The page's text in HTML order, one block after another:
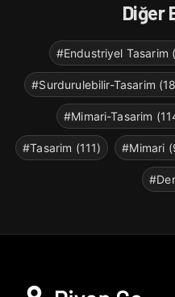
Diğer
#Endustriyel Tasarim
#Surdurulebilir-Tasarim
#Mimari-Tasarim
#Tasarim (111) #Mimari